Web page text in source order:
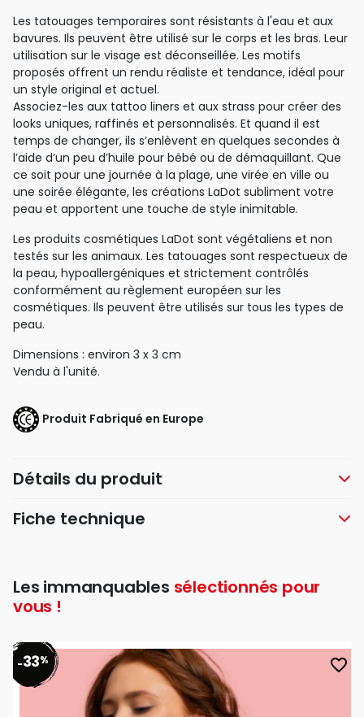
Les tatouages temporaires sont résistants à l'eau et aux
bavures. Ils peuvent être utilisé sur le corps et les bras. Leur
utilisation sur le visage est déconseillée. Les motifs
proposés offrent un rendu réaliste et tendance, idéal pour
un style original et actuel.
Associez-les aux tattoo liners et aux strass pour créer des
looks uniques, raffinés et personnalisés. Et quand il est
temps de changer, ils s’enlèvent en quelques secondes à
l’aide d’un peu d’huile pour bébé ou de démaquillant. Que
ce soit pour une journée à la plage, une virée en ville ou
une soirée élégante, les créations LaDot subliment votre
peau et apportent une touche de style inimitable.
Les produits cosmétiques LaDot sont végétaliens et non
testés sur les animaux. Les tatouages sont respectueux de
la peau, hypoallergéniques et strictement contrôlés
conformément au règlement européen sur les
cosmétiques. Ils peuvent être utilisés sur tous les types de
peau.
Dimensions : environ 3 x 3 cm
Vendu à l'unité.
Produit Fabriqué en Europe
Détails du produit
Fiche technique
Les immanquables sélectionnés pour
vous !
favorite_border
-33%